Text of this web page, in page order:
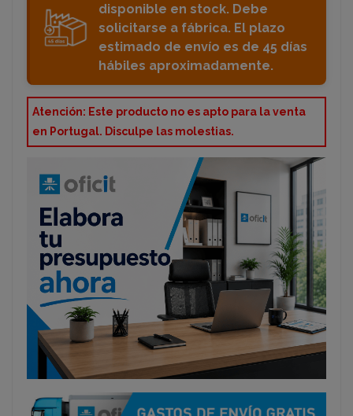
disponible en stock. Debe
solicitarse a fábrica. El plazo
estimado de envío es de 45 días
hábiles aproximadamente.
Atención: Este producto no es apto para la venta
en Portugal. Disculpe las molestias.